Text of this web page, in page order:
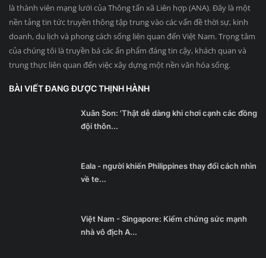
là thành viên mạng lưới của Thông tấn xã Liên hợp (ANA). Đây là một
nền tảng tin tức truyền thông tập trung vào các vấn đề thời sự, kinh
doanh, du lịch và phong cách sống liên quan đến Việt Nam. Trọng tâm
của chúng tôi là truyền bá các ấn phẩm đáng tin cậy, khách quan và
trung thực liên quan đến việc xây dựng một nền văn hóa sống.
BÀI VIẾT ĐANG ĐƯỢC THỊNH HÀNH
Xuân Son: 'Thật dễ dàng khi chơi cạnh các đồng
đội thôn...
Eala - người khiến Philippines thay đổi cách nhìn
về te...
Việt Nam - Singapore: Kiểm chứng sức mạnh
nhà vô địch A...